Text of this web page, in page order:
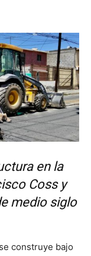
en la
Coss y
medio siglo
construye bajo